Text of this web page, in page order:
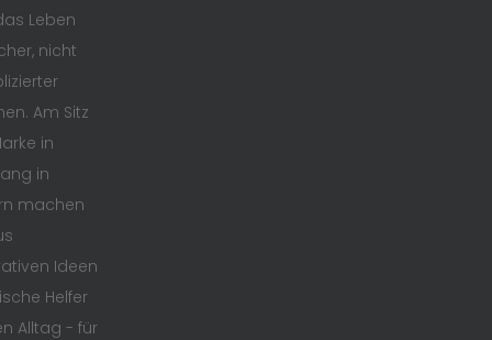
Leben
nicht
Am Sitz
in
in
machen
Ideen
Helfer
Alltag - für